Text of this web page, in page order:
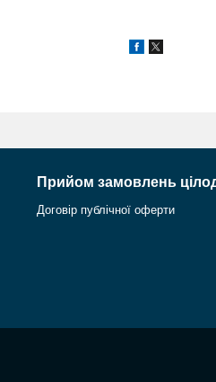
Прийом замовлень
Договір публічної оферти